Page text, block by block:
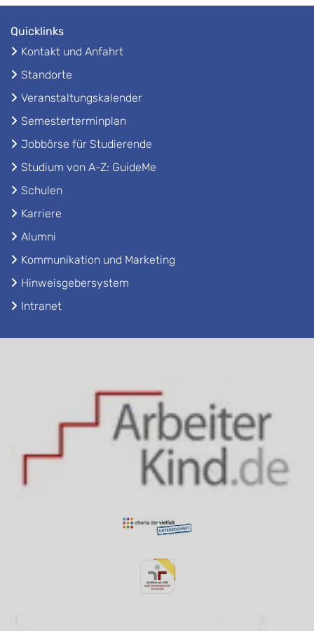
Quicklinks
Kontakt und Anfahrt
Standorte
Veranstaltungskalender
Semesterterminplan
Jobbörse für Studierende
Studium von A-Z: GuideMe
Schulen
Karriere
Alumni
Kommunikation und Marketing
Hinweisgebersystem
Intranet